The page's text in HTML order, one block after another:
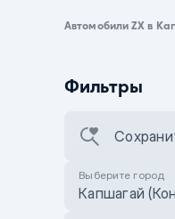
Автомобили ZX в
Фильтры
Выберите город
Капшагай